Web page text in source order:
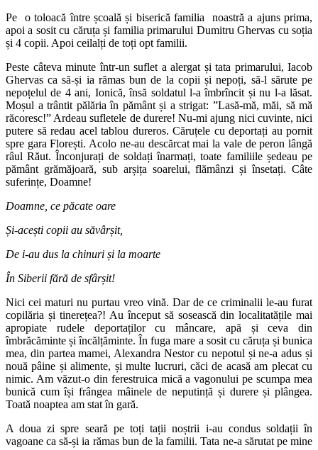
Pe o toloacă între școală și biserică familia noastră a ajuns prima,
apoi a sosit cu căruța și familia primarului Dumitru Ghervas cu soția
și 4 copii. Apoi ceilalți de toți opt familii.
Peste câteva minute într-un suflet a alergat și tata primarului, Iacob
Ghervas ca să-și ia rămas bun de la copii și nepoți, să-l sărute pe
nepoțelul de 4 ani, Ionică, însă soldatul l-a îmbrîncit și nu l-a lăsat.
Moșul a trântit pălăria în pământ și a strigat: ”Lasă-mă, măi, să mă
răcoresc!” Ardeau sufletele de durere! Nu-mi ajung nici cuvinte, nici
putere să redau acel tablou dureros. Căruțele cu deportați au pornit
spre gara Florești. Acolo ne-au descărcat mai la vale de peron lângă
râul Răut. Înconjurați de soldați înarmați, toate familiile ședeau pe
pământ grămăjoară, sub arșița soarelui, flămânzi și însetați. Câte
suferințe, Doamne!
Doamne, ce păcate oare
Și-acești copii au săvârșit,
De i-au dus la chinuri și la moarte
În Siberii fără de sfârșit!
Nici cei maturi nu purtau vreo vină. Dar de ce criminalii le-au furat
copilăria și tinerețea?! Au început să sosească din localitatățile mai
apropiate rudele deportaților cu mâncare, apă și ceva din
îmbrăcăminte și încălțăminte. În fuga mare a sosit cu căruța și bunica
mea, din partea mamei, Alexandra Nestor cu nepotul și ne-a adus și
nouă pâine și alimente, și multe lucruri, căci de acasă am plecat cu
nimic. Am văzut-o din ferestruica mică a vagonului pe scumpa mea
bunică cum își frângea mâinele de neputință și durere și plângea.
Toată noaptea am stat în gară.
A doua zi spre seară pe toți tații noștrii i-au condus soldații în
vagoane ca să-și ia rămas bun de la familii. Tata ne-a sărutat pe mine